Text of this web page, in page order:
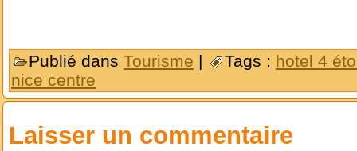
Publié dans Tourisme | Tags : hotel 4
nice centre
Laisser un commentaire